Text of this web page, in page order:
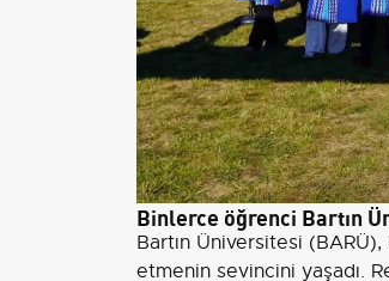
Binlerce öğrenci Bartın
Bartın Üniversitesi (BARÜ),
etmenin sevincini yaşadı.